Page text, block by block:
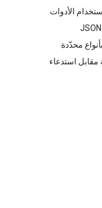
الأدوات
محدّدة
استدعاء